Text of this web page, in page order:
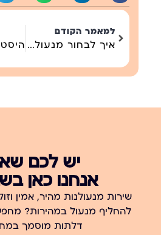
למאמר הקודם
איך לבחור מנעולן מקצועי :10 טיפים חשובים
יש לכם
אנחנו כאן
שירות מנעולנות מהיר, אמין
להחליף מנעול במהירות?
דלתות מוסמך